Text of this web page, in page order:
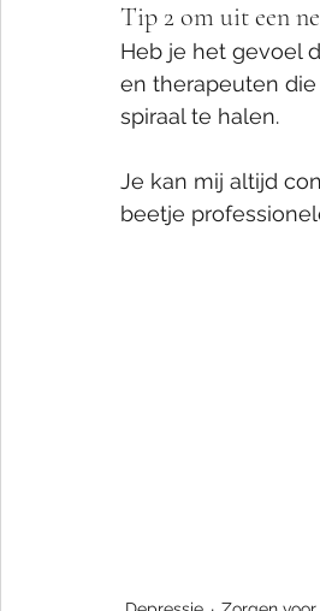
Tip 2 om uit een
Heb je het gevoel
en therapeuten
spiraal te halen.
Je kan mij altijd
beetje